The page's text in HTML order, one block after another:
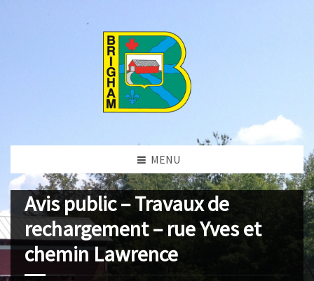
MENU
Avis public – Travaux de
rechargement – rue Yves et
chemin Lawrence